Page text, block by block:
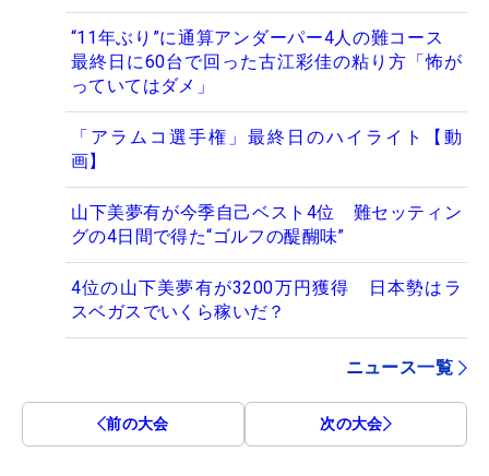
“11年ぶり”に通算アンダーパー4人の難コース
最終日に60台で回った古江彩佳の粘り方「怖が
っていてはダメ」
「アラムコ選手権」最終日のハイライト【動
画】
山下美夢有が今季自己ベスト4位 難セッティン
グの4日間で得た“ゴルフの醍醐味”
4位の山下美夢有が3200万円獲得 日本勢はラ
スベガスでいくら稼いだ？
ニュース一覧
前の大会 次の大会